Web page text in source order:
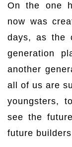
On the one
now was
days, as the
generation
another
all of us are
youngsters,
see the
future